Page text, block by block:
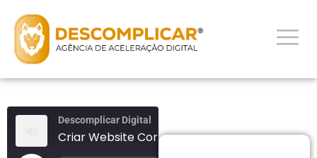
Descomplicar Digital
Criar Website Corporativo